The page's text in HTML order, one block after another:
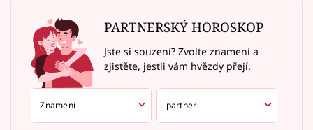
PARTNERSKÝ HOROSKOP
Jste si souzení? Zvolte znamení a
zjistěte, jestli vám hvězdy přejí.